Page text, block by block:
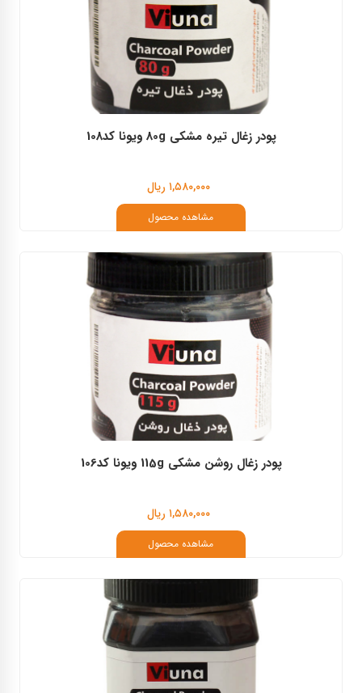
پودر زغال تیره مشکی 80g ویونا کد108
۱,۵۸۰,۰۰۰ ریال
مشاهده محصول
پودر زغال روشن مشکی 115g ویونا کد106
۱,۵۸۰,۰۰۰ ریال
مشاهده محصول